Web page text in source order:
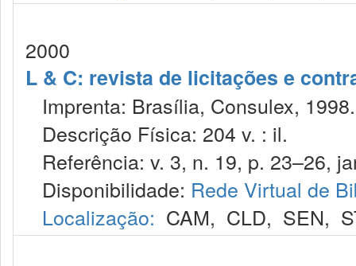
2000
L & C: revista de licitações e
Imprenta: Brasília, Consulex, 1998.
Descrição Física: 204 v. : il.
Referência: v. 3, n. 19, p. 23–26,
Disponibilidade: Rede Virtual de
Localização: CAM, CLD, SEN,